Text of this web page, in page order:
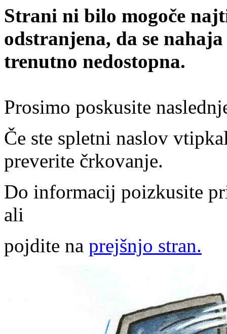
Strani ni bilo mogoče
odstranjena, da se
trenutno nedostopna.
Prosimo poskusite
Če ste spletni naslov
preverite črkovanje.
Do informacij poizkusite
ali
pojdite na prejšnjo stran.